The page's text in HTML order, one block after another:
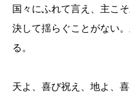
国々にふれて言え、主こ
決して揺らぐことがない
る。
天よ、喜び祝え、地よ、